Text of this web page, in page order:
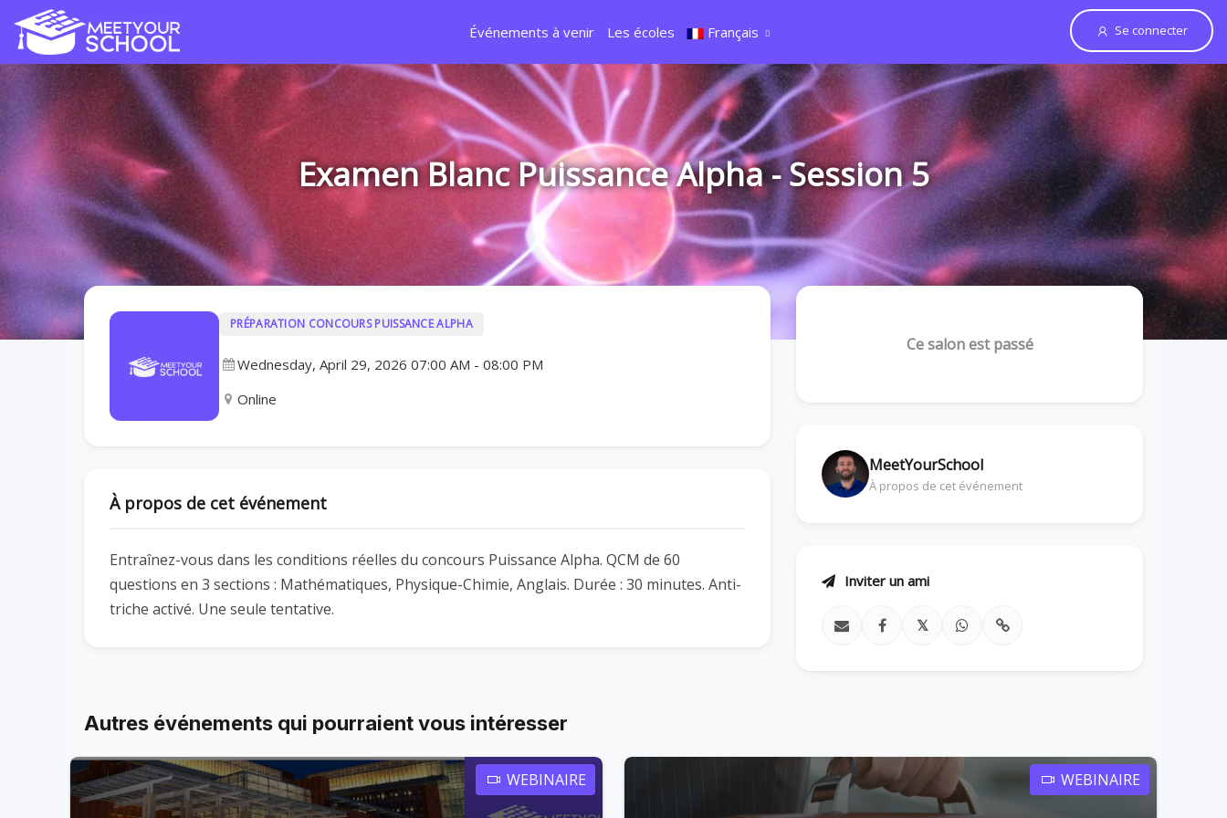
Événements à venir Les écoles Français Se connecter
Examen Blanc Puissance Alpha - Session 5
PRÉPARATION CONCOURS PUISSANCE ALPHA
Wednesday, April 29, 2026 07:00 AM - 08:00 PM
Online
À propos de cet événement
Entraînez-vous dans les conditions réelles du concours Puissance Alpha. QCM de 60
questions en 3 sections : Mathématiques, Physique-Chimie, Anglais. Durée : 30 minutes. Anti-
triche activé. Une seule tentative.
Ce salon est passé
MeetYourSchool
À propos de cet événement
Inviter un ami
𝕏
Autres événements qui pourraient vous intéresser
WEBINAIRE WEBINAIRE